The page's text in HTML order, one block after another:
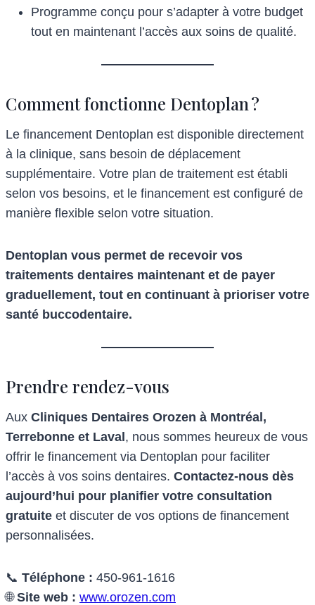
Programme conçu pour s’adapter à votre budget
tout en maintenant l’accès aux soins de qualité.
Comment fonctionne Dentoplan ?
Le financement Dentoplan est disponible directement
à la clinique, sans besoin de déplacement
supplémentaire. Votre plan de traitement est établi
selon vos besoins, et le financement est configuré de
manière flexible selon votre situation.
Dentoplan vous permet de recevoir vos
traitements dentaires maintenant et de payer
graduellement, tout en continuant à prioriser votre
santé buccodentaire.
Prendre rendez-vous
Aux Cliniques Dentaires Orozen à Montréal,
Terrebonne et Laval, nous sommes heureux de vous
offrir le financement via Dentoplan pour faciliter
l’accès à vos soins dentaires. Contactez-nous dès
aujourd’hui pour planifier votre consultation
gratuite et discuter de vos options de financement
personnalisées.
📞 Téléphone : 450-961-1616
🌐Site web : www.orozen.com